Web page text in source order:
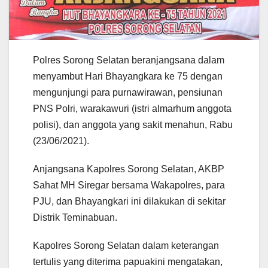
Polres Sorong Selatan beranjangsana dalam
menyambut Hari Bhayangkara ke 75 dengan
mengunjungi para purnawirawan, pensiunan
PNS Polri, warakawuri (istri almarhum anggota
polisi), dan anggota yang sakit menahun, Rabu
(23/06/2021).
Anjangsana Kapolres Sorong Selatan, AKBP
Sahat MH Siregar bersama Wakapolres, para
PJU, dan Bhayangkari ini dilakukan di sekitar
Distrik Teminabuan.
Kapolres Sorong Selatan dalam keterangan
tertulis yang diterima papuakini mengatakan,